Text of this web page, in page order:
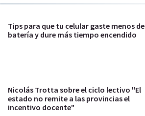
Tips para que tu celular gaste menos de
batería y dure más tiempo encendido
Nicolás Trotta sobre el ciclo lectivo "El
estado no remite a las provincias el
incentivo docente"